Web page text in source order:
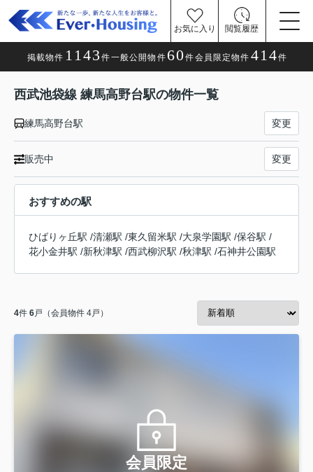
お気に入り 閲覧履歴
掲載物件 1143件一般公開物件 60件会員限定物件 414件
西武池袋線 練馬高野台駅の物件一覧
練馬高野台駅 変更
販売中 変更
おすすめの駅
ひばりヶ丘駅 /清瀬駅 /東久留米駅 /大泉学園駅 /保谷駅 /
花小金井駅 /新秋津駅 /西武柳沢駅 /秋津駅 /石神井公園駅
4件 6戸（会員物件 4戸）
会員限定